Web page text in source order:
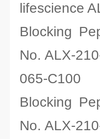
lifescience
Blocking
No. ALX-
065-C100
Blocking
No. ALX-